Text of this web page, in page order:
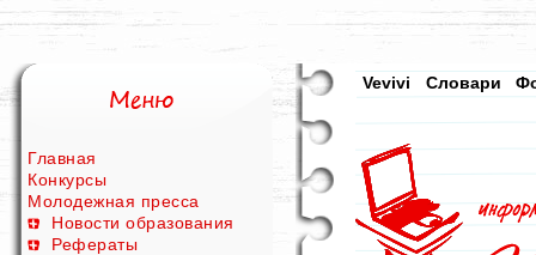
Главная
Конкурсы
Молодежная пресса
Новости образования
Рефераты
Vevivi Словари